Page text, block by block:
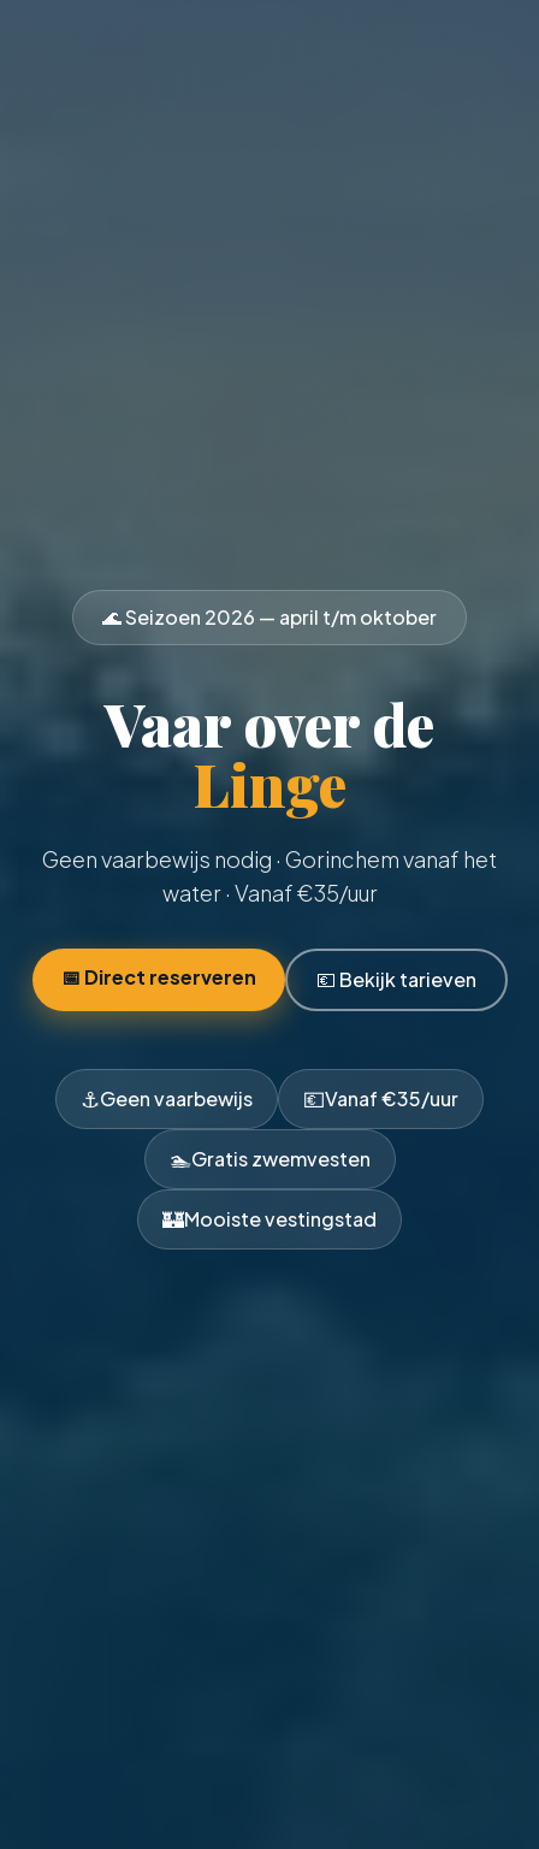
🌊 Seizoen 2026 — april t/m oktober
Vaar over de
Linge
Geen vaarbewijs nodig · Gorinchem vanaf het
water · Vanaf €35/uur
📅 Direct reserveren 💶 Bekijk tarieven
⚓Geen vaarbewijs 💶Vanaf €35/uur
🏊Gratis zwemvesten
🏰Mooiste vestingstad